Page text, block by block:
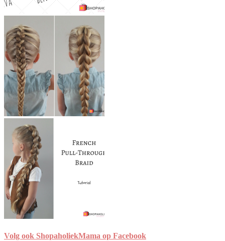
Volg ook ShopaholiekMama op Facebook